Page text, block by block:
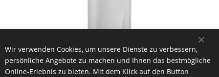
3M™ Scotchlite™ Print Wrap Folie 780mC-10R
Wir verwenden Cookies, um unsere Dienste zu verbessern,
persönliche Angebote zu machen und Ihnen das bestmögliche
Online-Erlebnis zu bieten. Mit dem Klick auf den Button